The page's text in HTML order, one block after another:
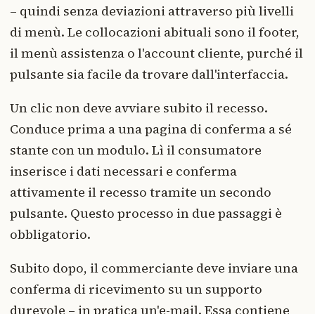
– quindi senza deviazioni attraverso più livelli
di menù. Le collocazioni abituali sono il footer,
il menù assistenza o l'account cliente, purché il
pulsante sia facile da trovare dall'interfaccia.
Un clic non deve avviare subito il recesso.
Conduce prima a una pagina di conferma a sé
stante con un modulo. Lì il consumatore
inserisce i dati necessari e conferma
attivamente il recesso tramite un secondo
pulsante. Questo processo in due passaggi è
obbligatorio.
Subito dopo, il commerciante deve inviare una
conferma di ricevimento su un supporto
durevole – in pratica un'e-mail. Essa contiene